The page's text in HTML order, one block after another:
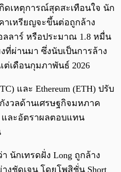
ดเหตุการณ์สุดสะเทือนใจ นัก
าเหรียญจะขึ้นต่อถูกล้าง
ลลาร์ หรือประมาณ 1.8 หมื่น
ที่ผ่านมา ซึ่งนับเป็นการล้าง
เดือนกุมภาพันธ์ 2026
และ Ethereum (ETH) ปรับ
งวลด้านเศรษฐกิจมหภาค
และอัตราผลตอบแทน
นักเทรดฝั่ง Long ถูกล้าง
งชัดเจน โดยโพสิชั่น Short